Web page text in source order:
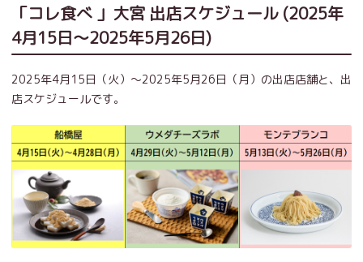
「コレ食べ 」大宮 出店スケジュール (2025年
4月15日～2025年5月26日)
2025年4月15日（火）～2025年5月26日（月）の出店店舗と、出
店スケジュールです。